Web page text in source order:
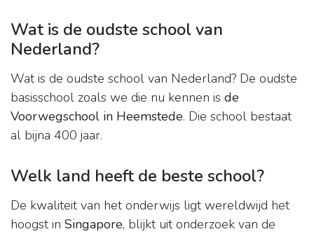
Wat is de oudste school van
Nederland?
Wat is de oudste school van Nederland? De oudste
basisschool zoals we die nu kennen is de
Voorwegschool in Heemstede. Die school bestaat
al bijna 400 jaar.
Welk land heeft de beste school?
De kwaliteit van het onderwijs ligt wereldwijd het
hoogst in Singapore, blijkt uit onderzoek van de